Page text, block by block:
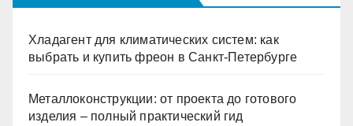
Хладагент для климатических систем: как
выбрать и купить фреон в Санкт-Петербурге
Металлоконструкции: от проекта до готового
изделия – полный практический гид